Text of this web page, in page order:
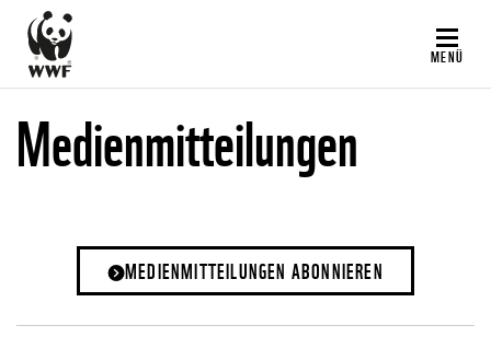
Direkt
zum
Inhalt
MENÜ
Medienmitteilungen
MEDIENMITTEILUNGEN ABONNIEREN